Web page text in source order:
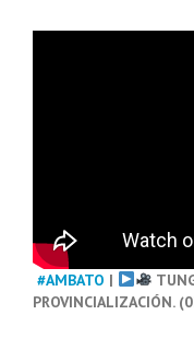
#AMBATO |
PROVINCIALIZACIÓN.